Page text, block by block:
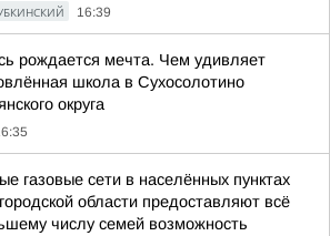
16:39
рождается мечта. Чем удивляет
школа в Сухосолотино
округа
газовые сети в населённых пунктах
области предоставляют всё
числу семей возможность